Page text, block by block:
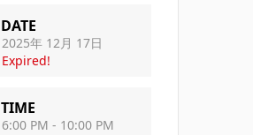
DATE
2025年 12月 17日
Expired!
TIME
6:00 PM - 10:00 PM